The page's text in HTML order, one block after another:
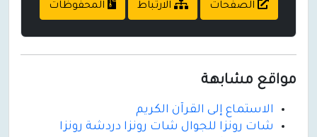
الصفحات الارتباط المحفوظات
مواقع مشابهة
الاستماع إلى القرآن الكريم
شات رونزا للجوال شات رونزا دردشة رونزا